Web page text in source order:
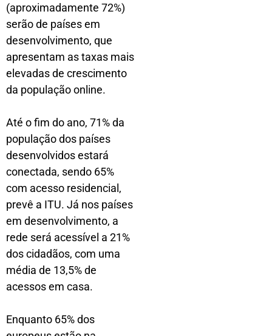
(aproximadamente 72%)
serão de países em
desenvolvimento, que
apresentam as taxas mais
elevadas de crescimento
da população online.
Até o fim do ano, 71% da
população dos países
desenvolvidos estará
conectada, sendo 65%
com acesso residencial,
prevê a ITU. Já nos países
em desenvolvimento, a
rede será acessível a 21%
dos cidadãos, com uma
média de 13,5% de
acessos em casa.
Enquanto 65% dos